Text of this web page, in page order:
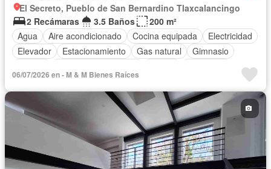
El Secreto, Pueblo de San Bernardino Tlaxcalancingo
2 Recámaras
3.5 Baños
200 m²
Agua
Aire acondicionado Cocina equipada
Electricidad
Elevador
Estacionamiento Gas natural
Gimnasio
Televisión por cable
Terraza
Permite mascotas
Completamente amueblado
06/07/2026 en - M & M Bienes Raíces